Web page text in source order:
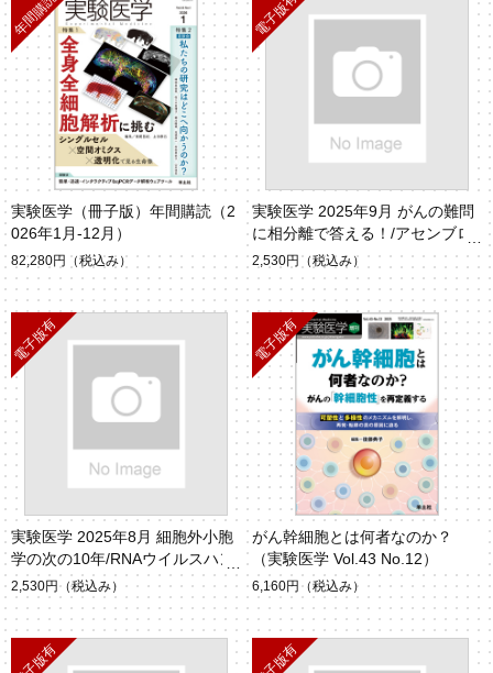
実験医学（冊子版）年間購読（2
026年1月-12月）
82,280円 （税込み）
実験医学 2025年9月 がんの難問
に相分離で答える！/アセンブロ
イド（Vol.43 No.14）
2,530円 （税込み）
実験医学 2025年8月 細胞外小胞
学の次の10年/RNAウイルスハン
ティング2.0（Vol.43 No.13）
2,530円 （税込み）
がん幹細胞とは何者なのか？
（実験医学 Vol.43 No.12）
6,160円 （税込み）